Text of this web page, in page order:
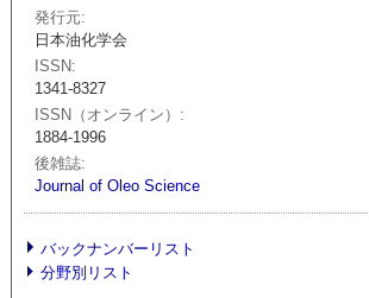
発行元
日本油化学会
ISSN
1341-8327
ISSN（オンライン）
1884-1996
後雑誌
Journal of Oleo Science
バックナンバーリスト
分野別リスト